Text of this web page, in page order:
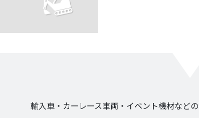
輸入車・カーレース車両・イベント機材など